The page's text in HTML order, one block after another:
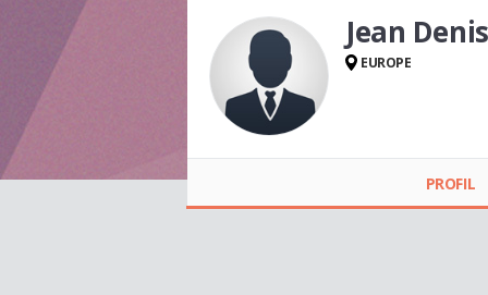
Jean
EUROPE
PROFIL